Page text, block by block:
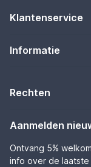
Klantenservice
Informatie
Rechten
Aanmelden
Ontvang 5%
info over de